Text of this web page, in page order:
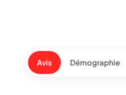
Avis Démographie